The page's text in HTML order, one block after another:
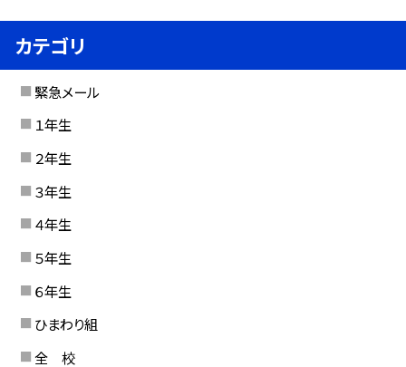
カテゴリ
緊急メール
１年生
２年生
３年生
４年生
５年生
６年生
ひまわり組
全 校